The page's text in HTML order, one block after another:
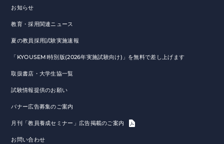
お知らせ
教育・採用関連ニュース
夏の教員採用試験実施速報
「KYOUSEMI特別版(2026年実施試験向け)」を無料で差し上げます
取扱書店・大学生協一覧
試験情報提供のお願い
バナー広告募集のご案内
月刊「教員養成セミナー」広告掲載のご案内
お問い合わせ